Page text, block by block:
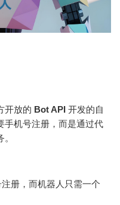
开放的 Bot API 开发的自
手机号注册，而是通过代
注册，而机器人只需一个